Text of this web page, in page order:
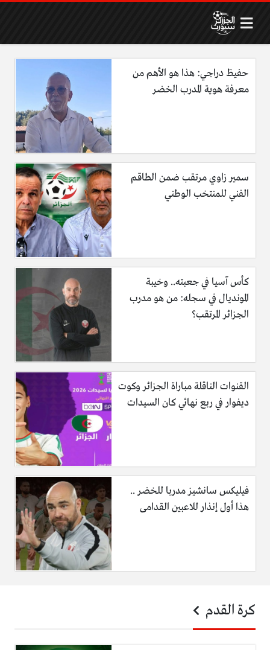
حفيظ دراجي: هذا هو الأهم من
معرفة هوية المدرب الخضر
سمير زاوي مرتقب ضمن الطاقم
الفني للمنتخب الوطني
كأس آسيا في جعبته.. وخيبة
المونديال في سجله: من هو مدرب
الجزائر المرتقب؟
القنوات الناقلة مباراة الجزائر وكوت
ديفوار في ربع نهائي كان السيدات
فيليكس سانشيز مدربا للخضر ..
هذا أول إنذار للاعبين القدامى
كرة القدم